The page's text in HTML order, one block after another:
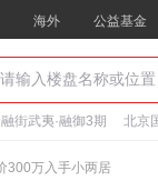
海外 公益基金
街武夷·融御3期 北京
300万入手小两居